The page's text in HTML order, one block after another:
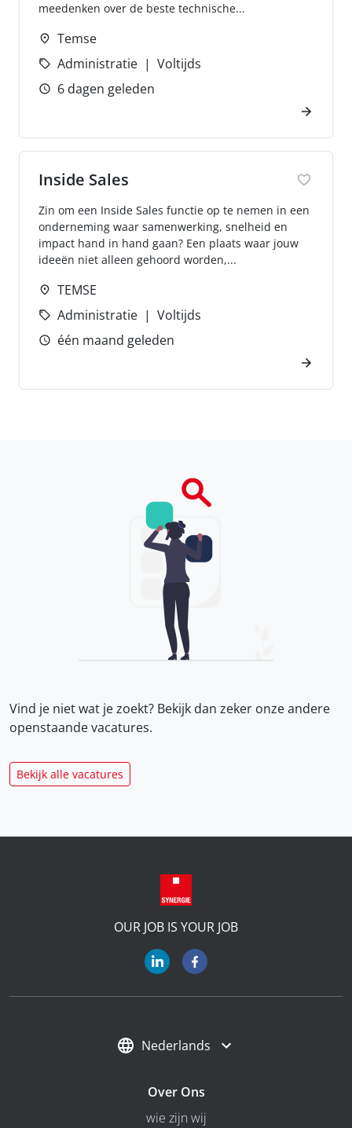
meedenken over de beste technische...
Temse
Administratie
Voltijds
6 dagen geleden
Inside Sales
Zin om een Inside Sales functie op te nemen in een
onderneming waar samenwerking, snelheid en
impact hand in hand gaan? Een plaats waar jouw
ideeën niet alleen gehoord worden,...
TEMSE
Administratie
Voltijds
één maand geleden
Vind je niet wat je zoekt? Bekijk dan zeker onzeandere
openstaande vacatures.
Bekijk alle vacatures
OUR JOB IS YOUR JOB
Nederlands
Over Ons
wie zijn wij